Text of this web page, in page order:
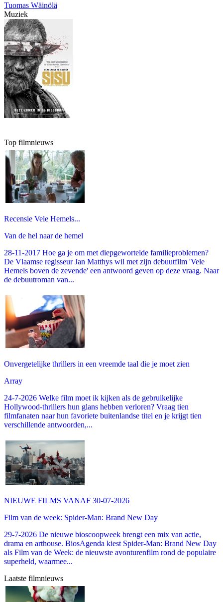
Tuomas Wäinölä
Muziek
Top filmnieuws
Recensie Vele Hemels...
Van de hel naar de hemel
28-11-2017 Hoe ga je om met diepgewortelde familieproblemen?
De Vlaamse regisseur Jan Matthys wil met zijn debuutfilm 'Vele
Hemels boven de zevende' een antwoord geven op deze vraag. Naar
de debuutroman van...
Onvergetelijke thrillers in een vreemde taal die je moet zien
Array
24-7-2026 Welke film moet ik kijken als de gebruikelijke
Hollywood-thrillers hun glans hebben verloren? Vraag tien
filmfanaten naar hun favoriete buitenlandse titel en je krijgt tien
verschillende antwoorden,...
NIEUWE FILMS VANAF 30-07-2026
Film van de week: Spider-Man: Brand New Day
29-7-2026 De nieuwe bioscoopweek brengt een mix van actie,
drama en arthouse. BiosAgenda kiest Spider-Man: Brand New Day
als Film van de Week: de nieuwste avonturenfilm rond de populaire
superheld, waarmee...
Laatste filmnieuws